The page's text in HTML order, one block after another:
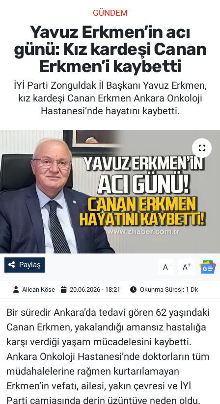
GÜNDEM
Yavuz Erkmen’in acı
günü: Kız kardeşi Canan
Erkmen’i kaybetti
İYİ Parti Zonguldak İl Başkanı Yavuz Erkmen,
kız kardeşi Canan Erkmen Ankara Onkoloji
Hastanesi’nde hayatını kaybetti.
Paylaş A- A+
Alican Köse 20.06.2026 - 18:21 Okunma Süresi: 1 Dk
Bir süredir Ankara’da tedavi gören 62 yaşındaki
Canan Erkmen, yakalandığı amansız hastalığa
karşı verdiği yaşam mücadelesini kaybetti.
Ankara Onkoloji Hastanesi’nde doktorların tüm
müdahalelerine rağmen kurtarılamayan
Erkmen’in vefatı, ailesi, yakın çevresi ve İYİ
Parti camiasında derin üzüntüye neden oldu.
SPOR
SAĞLIK